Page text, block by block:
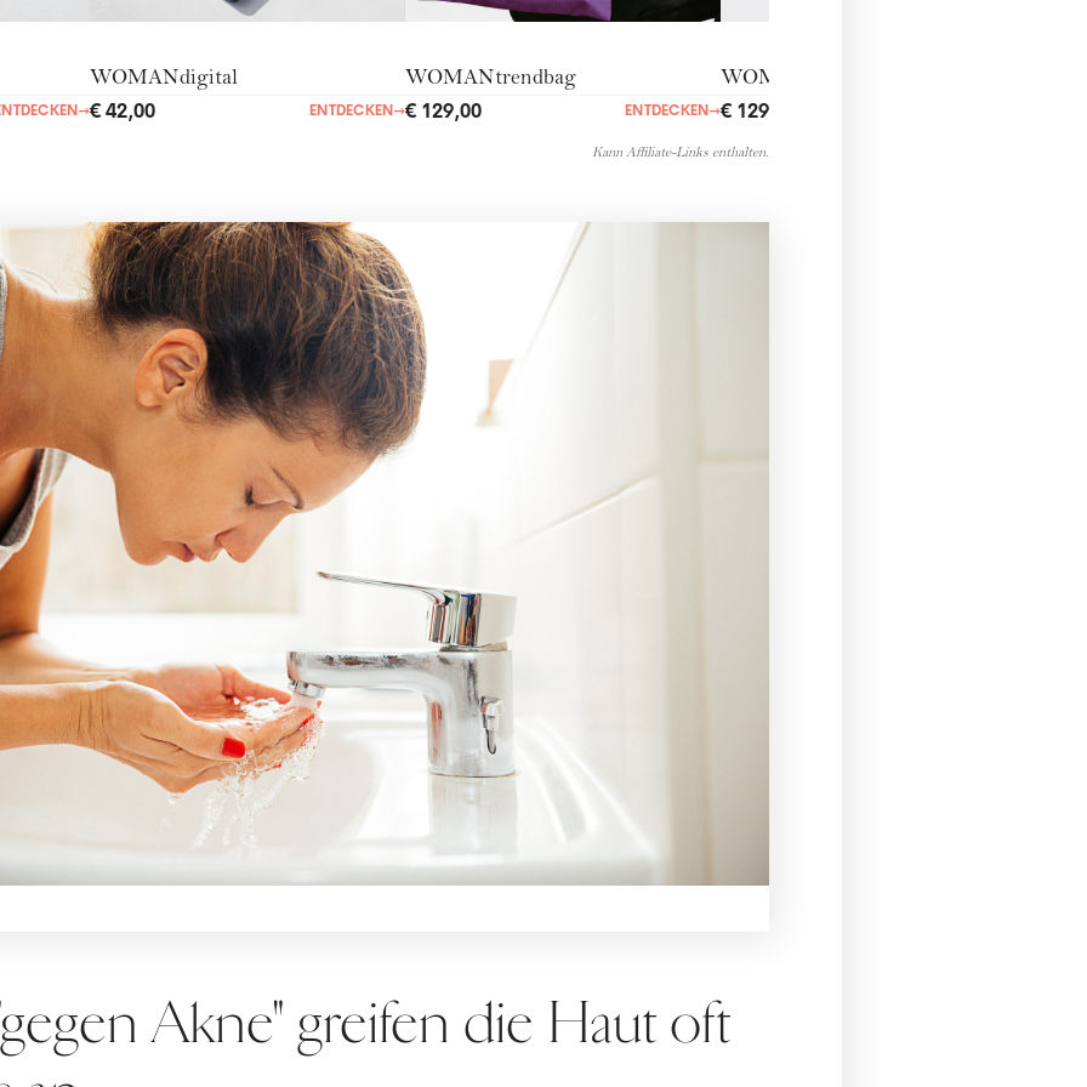
→
WOMANdigital
€ 42,00 ENTDECKEN→
WOMANtrendbag
€ 129,00 ENTDECKEN→
WOMANmoon
€ 129,00
Kann Affiliate-Links enthalten.
Akne" greifen die Haut oft